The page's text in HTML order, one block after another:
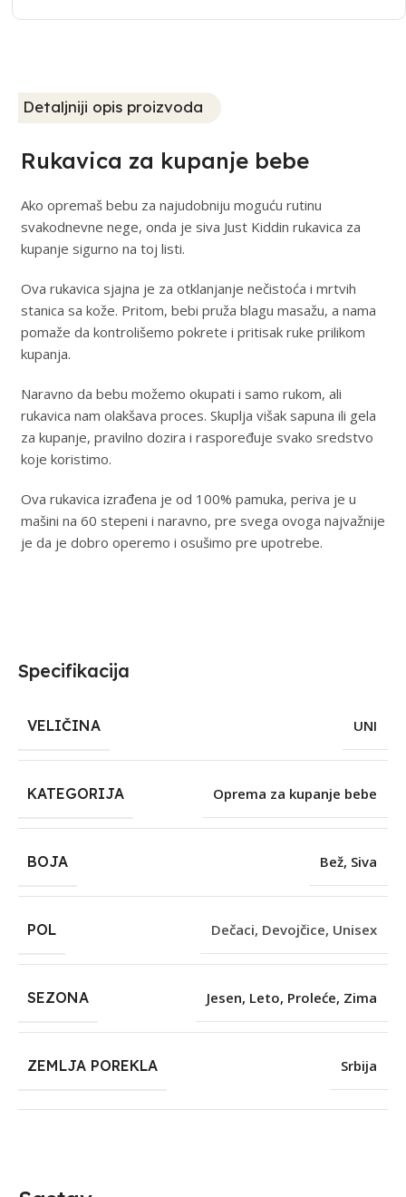
Detaljniji opis proizvoda
Rukavica za kupanje bebe
Ako opremaš bebu za najudobniju moguću rutinu
svakodnevne nege, onda je siva Just Kiddin rukavica za
kupanje sigurno na toj listi.
Ova rukavica sjajna je za otklanjanje nečistoća i mrtvih
stanica sa kože. Pritom, bebi pruža blagu masažu, a nama
pomaže da kontrolišemo pokrete i pritisak ruke prilikom
kupanja.
Naravno da bebu možemo okupati i samo rukom, ali
rukavica nam olakšava proces. Skuplja višak sapuna ili gela
za kupanje, pravilno dozira i raspoređuje svako sredstvo
koje koristimo.
Ova rukavica izrađena je od 100% pamuka, periva je u
mašini na 60 stepeni i naravno, pre svega ovoga najvažnije
je da je dobro operemo i osušimo pre upotrebe.
Specifikacija
VELIČINA UNI
KATEGORIJA Oprema za kupanje bebe
BOJA Bež, Siva
POL Dečaci, Devojčice, Unisex
SEZONA Jesen, Leto, Proleće, Zima
ZEMLJA POREKLA Srbija